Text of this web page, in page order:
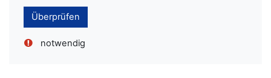
notwendig